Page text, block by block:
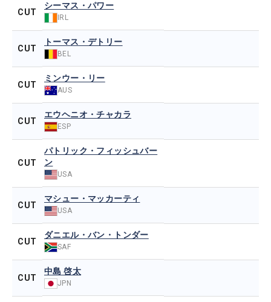
CUT
シーマス・パワー
IRL
CUT
トーマス・デトリー
BEL
CUT
ミンウー・リー
AUS
CUT
エウヘニオ・チャカラ
ESP
CUT
パトリック・フィッシュバー
ン
USA
CUT
マシュー・マッカーティ
USA
CUT
ダニエル・バン・トンダー
SAF
CUT
中島 啓太
JPN